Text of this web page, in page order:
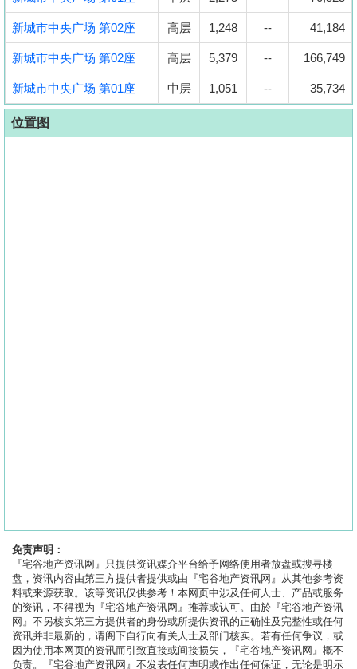
新城市中央广场 第02座 高层 1,248 -- 41,184
新城市中央广场 第02座 高层 5,379 -- 166,749
新城市中央广场 第01座 中层 1,051 -- 35,734
位置图
免责声明：
『宅谷地产资讯网』只提供资讯媒介平台给予网络使用者放盘或搜寻楼
盘，资讯内容由第三方提供者提供或由『宅谷地产资讯网』从其他参考资
料或来源获取。该等资讯仅供参考！本网页中涉及任何人士、产品或服务
的资讯，不得视为『宅谷地产资讯网』推荐或认可。由於『宅谷地产资讯
网』不另核实第三方提供者的身份或所提供资讯的正确性及完整性或任何
资讯并非最新的，请阁下自行向有关人士及部门核实。若有任何争议，或
因为使用本网页的资讯而引致直接或间接损失，『宅谷地产资讯网』概不
负责。『宅谷地产资讯网』不发表任何声明或作出任何保证，无论是明示